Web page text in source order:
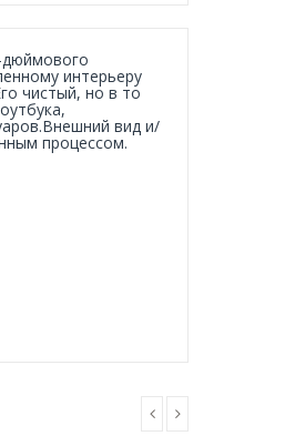
дюймового
интерьеру
чистый, но в то
вид и/
процессом.